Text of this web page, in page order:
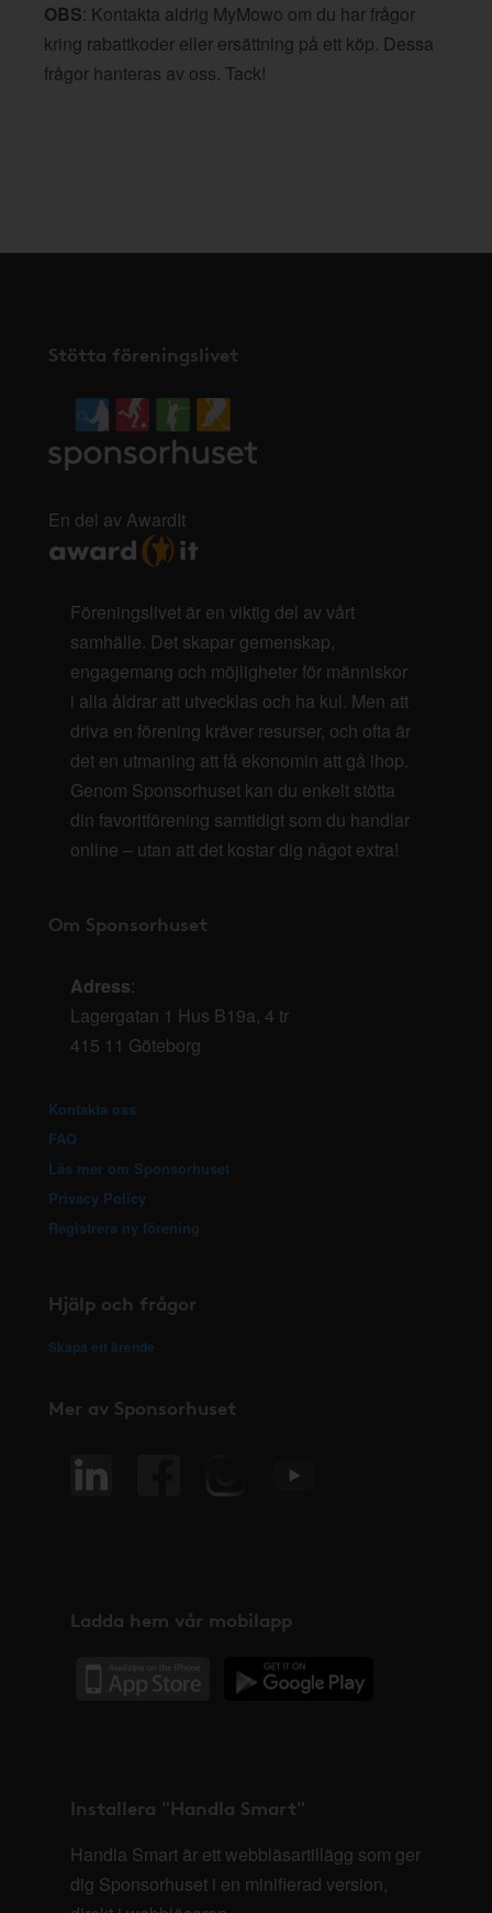
OBS: Kontakta aldrig MyMowo om du har frågor
kring rabattkoder eller ersättning på ett köp. Dessa
frågor hanteras av oss. Tack!
Stötta föreningslivet
En del av AwardIt
Föreningslivet är en viktig del av vårt
samhälle. Det skapar gemenskap,
engagemang och möjligheter för människor
i alla åldrar att utvecklas och ha kul. Men att
driva en förening kräver resurser, och ofta är
det en utmaning att få ekonomin att gå ihop.
Genom Sponsorhuset kan du enkelt stötta
din favoritförening samtidigt som du handlar
online – utan att det kostar dig något extra!
Om Sponsorhuset
Adress:
Lagergatan 1 Hus B19a, 4 tr
415 11 Göteborg
Kontakta oss
FAQ
Läs mer om Sponsorhuset
Privacy Policy
Registrera ny förening
Hjälp och frågor
Skapa ett ärende
Mer av Sponsorhuset
Ladda hem vår mobilapp
Installera "Handla Smart"
Handla Smart är ett webbläsartillägg som ger
dig Sponsorhuset i en minifierad version,